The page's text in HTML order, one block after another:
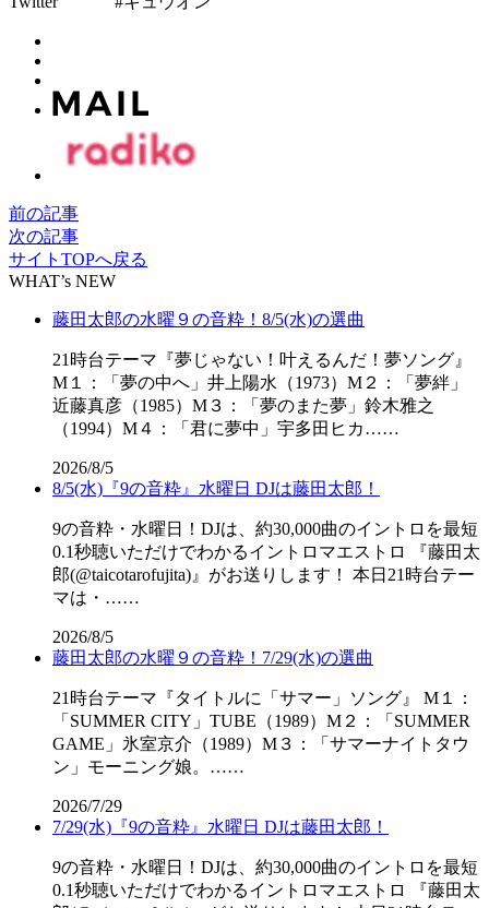
前の記事
次の記事
サイトTOPへ戻る
WHAT’s NEW
藤田太郎の水曜９の音粋！8/5(水)の選曲
21時台テーマ『夢じゃない！叶えるんだ！夢ソング』
M１：「夢の中へ」井上陽水（1973）M２：「夢絆」
近藤真彦（1985）M３：「夢のまた夢」鈴木雅之
（1994）M４：「君に夢中」宇多田ヒカ……
2026/8/5
8/5(水)『9の音粋』水曜日 DJは藤田太郎！
9の音粋・水曜日！DJは、約30,000曲のイントロを最短
0.1秒聴いただけでわかるイントロマエストロ 『藤田太
郎(@taicotarofujita)』がお送りします！ 本日21時台テー
マは・……
2026/8/5
藤田太郎の水曜９の音粋！7/29(水)の選曲
21時台テーマ『タイトルに「サマー」ソング』 M１：
「SUMMER CITY」TUBE（1989）M２：「SUMMER
GAME」氷室京介（1989）M３：「サマーナイトタウ
ン」モーニング娘。……
2026/7/29
7/29(水)『9の音粋』水曜日 DJは藤田太郎！
9の音粋・水曜日！DJは、約30,000曲のイントロを最短
0.1秒聴いただけでわかるイントロマエストロ 『藤田太